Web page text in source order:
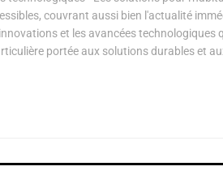
couvrant aussi bien l'actualité
et les avancées technologiques
portée aux solutions durables et